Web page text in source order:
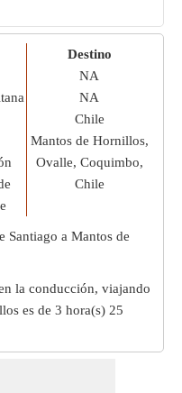
Destino
NA
NA
Chile
Mantos de Hornillos,
Ovalle, Coquimbo,
Chile
Santiago a Mantos de
la conducción, viajando
es de 3 hora(s) 25